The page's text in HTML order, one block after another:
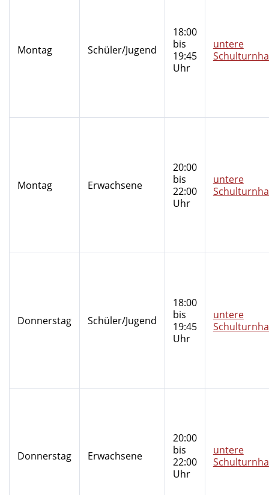
Montag Schüler/Jugend
18:00
bis
19:45
Uhr
untere
Montag Erwachsene
20:00
bis
22:00
Uhr
untere
Donnerstag Schüler/Jugend
18:00
bis
19:45
Uhr
untere
Donnerstag Erwachsene
20:00
bis
22:00
Uhr
untere